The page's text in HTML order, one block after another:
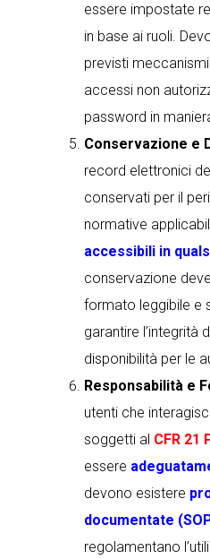
essere impostate
in base ai ruoli.
previsti
accessi non
password in
Conservazione e
record elettronici
conservati per il
normative
accessibili in
conservazione
formato leggibile e
garantire l’integrità
disponibilità per le
Responsabilità e
utenti che
soggetti al CFR 21
essere
devono esistere
documentate
regolamentano